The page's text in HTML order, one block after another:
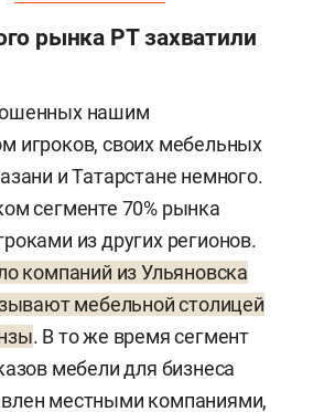
рынка РТ захватили
нашим
игроков, своих мебельных
и Татарстане немного.
сегменте 70% рынка
из других регионов.
компаний из Ульяновска
мебельной столицей
. В то же время сегмент
мебели для бизнеса
местными компаниями,